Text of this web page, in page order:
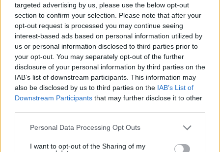
targeted advertising by us, please use the below opt-out
section to confirm your selection. Please note that after your
opt-out request is processed you may continue seeing
interest-based ads based on personal information utilized by
us or personal information disclosed to third parties prior to
your opt-out. You may separately opt-out of the further
disclosure of your personal information by third parties on the
IAB’s list of downstream participants. This information may
also be disclosed by us to third parties on the IAB’s List of
Downstream Participants that may further disclose it to other
Please note that this website/app uses one or more Google
not limited to your visit or usage behaviour. You may click to
Personal Data Processing Opt Outs
I want to opt-out of the Sharing of my
70.35%
Οι πρώτες εικόνες του νέου Canadair 515 που
έρχεται Ελλάδα και θα πετά και νύχτα
06.08.2026, 10:22